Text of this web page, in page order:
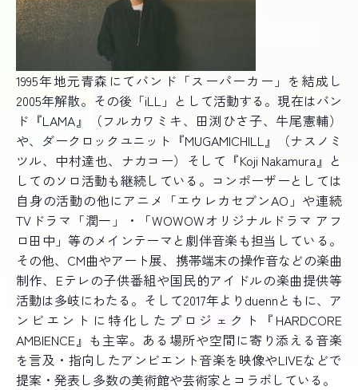
1995年地元青森にてバンド「スーパーカー」を結成し
2005年解散。その後「iLL」として活動する。現在はバン
ド『LAMA』（フルカワミキ、田渕ひさ子、牛尾憲輔）
や、ダークロックユニット『MUGAMICHILL』（ナスノミ
ツル、中村達也、ナカコー）そして『Koji Nakamura』と
してのソロ活動も継続している。コンポーザーとしては
自身の活動の他にアニメ「エウレカセブンAO」や連続
TVドラマ「潤一」・「WOWOWオリジナルドラマ アフ
ロ田中」等のメインテーマと劇伴音楽も担当している。
その他、CM曲やアート展、携帯端末の操作音などの楽曲
制作、Eテレの子供番組や国民的アイドルの楽曲提供等
活動は多岐にわたる。そして2017年よりduennともに、ア
ンビエントに特化したプロジェクト『HARDCORE
AMBIENCE』も主宰。ある場所や空間に寄り添える音楽
を言及・指向したアンビエント音楽を映像やLIVEなどで
提案・発表し多数の美術館や芸術家とコラボしている。